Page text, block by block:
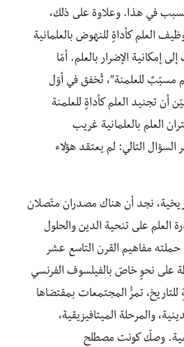
في هذا. وعلاوة على ذلك،
العلم كأداةٍ للنهوض بالعلمانية
إمكانية الإضرار بالعلم. أمّا
مسبّبٌ للعلمنة”، تُخفق في أوّل
أن تجنيد العلم كأداةٍ للعلمنة
العلم بالعلمانية غريب
التالي: لم يعتقد هؤلاء
نجد أن هناك مصدران متّصلان
العلم على تنحية الدين والحلول
حملته مفاهيم القرن التاسع عشر
على نحوٍ خاصّ بالفيلسوف الفرنسي
تمرُّ المجتمعات بمقتضاها
والمرحلة الميتافيزيقية،
وصكّ كونت مصطلح